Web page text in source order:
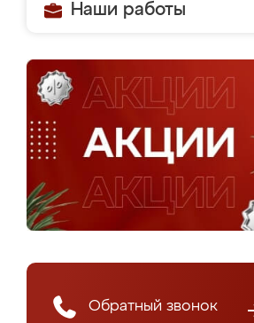
Наши работы
Обратный звонок